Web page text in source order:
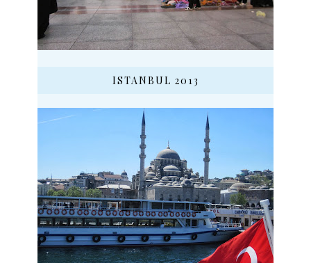
ISTANBUL 2013